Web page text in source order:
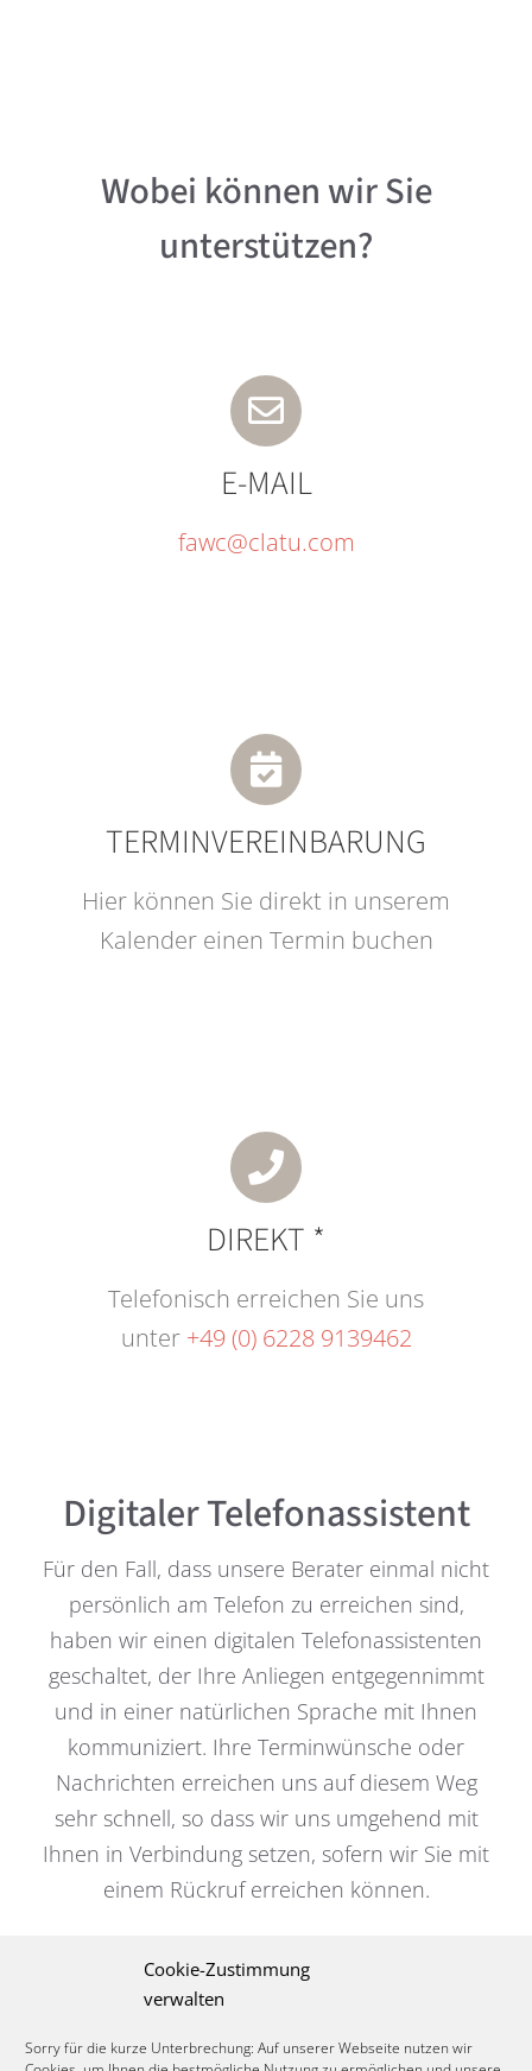
Cookie-Zustimmung
verwalten
Sorry für die kurze Unterbrechung: Auf unserer Webseite nutzen wir
Wobei können wir Sie
unterstützen?
E-MAIL
fawc@clatu.com
TERMINVEREINBARUNG
Hier können Sie direkt in unserem
Kalender einen Termin buchen
DIREKT *
Telefonisch erreichen Sie uns
unter +49 (0) 6228 9139462
Digitaler Telefonassistent
Für den Fall, dass unsere Berater einmal nicht
persönlich am Telefon zu erreichen sind,
haben wir einen digitalen Telefonassistenten
geschaltet, der Ihre Anliegen entgegennimmt
und in einer natürlichen Sprache mit Ihnen
kommuniziert. Ihre Terminwünsche oder
Nachrichten erreichen uns auf diesem Weg
sehr schnell, so dass wir uns umgehend mit
Ihnen in Verbindung setzen, sofern wir Sie mit
einem Rückruf erreichen können.
F&B Consulting Food and Beverage